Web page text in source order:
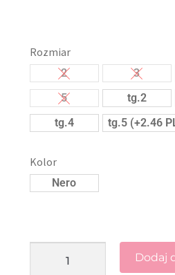
Rozmiar
2 3
5
tg.2
tg.4
tg.5 (+2.46
Kolor
Nero
Dodaj